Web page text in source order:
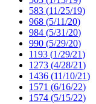
583 (11/25/19)
968 (5/11/20)
984 (5/31/20)
990 (5/29/20)
1193 (1/29/21)
1273 (4/28/21)
1436 (11/10/21)
1571 (6/16/22)
1574 (5/15/22)